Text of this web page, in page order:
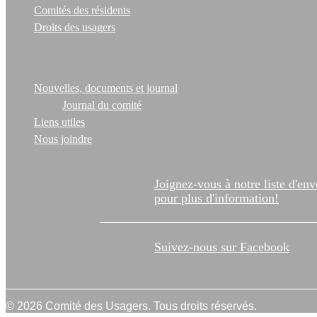
Comités des résidents
Droits des usagers
Nouvelles, documents et journal
Journal du comité
Liens utiles
Nous joindre
Joignez-vous à notre liste
pour plus d'information!
Suivez-nous sur Facebook
© 2026 Comité des Usagers. Tous droits réservés.